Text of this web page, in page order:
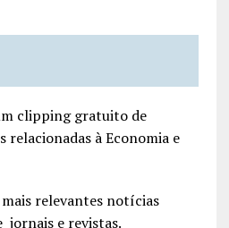
clipping gratuito de
à Economia e
mais relevantes notícias
jornais e revistas.